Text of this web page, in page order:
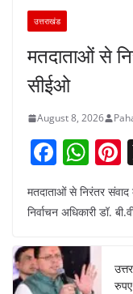
उत्तराखंड
मतदाताओं से
सीईओ
August 8, 2026
F
a
c
b
o
W
h
at
A
p
मतदाताओं से निरंतर
निर्वाचन अधिकारी डॉ.
रुपए